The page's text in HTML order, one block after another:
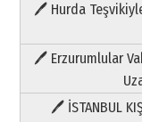
🖊 Hurda
🖊 Erzurumlular
🖊 İSTANBUL
Paranın Aile
03 Ağustos 2026